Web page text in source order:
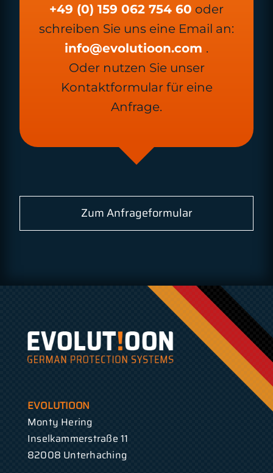
+49 (0) 159 062 754 60 oder
schreiben Sie uns eine Email an:
info@evolutioon.com .
Oder nutzen Sie unser
Kontaktformular für eine
Anfrage.
Zum Anfrageformular
EVOLUTIOON
Monty Hering
Inselkammerstraße 11
82008 Unterhaching